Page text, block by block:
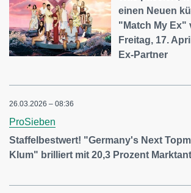
einen Neuen
"Match My Ex"
Freitag, 17.
Ex-Partner
26.03.2026 – 08:36
ProSieben
Staffelbestwert! "Germany's Next
Klum" brilliert mit 20,3 Prozent